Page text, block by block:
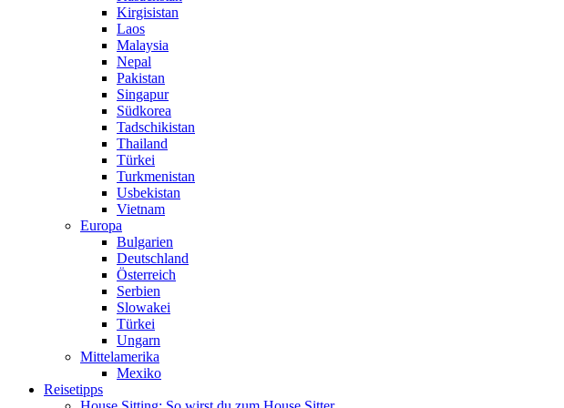
Kirgisistan
Laos
Malaysia
Nepal
Pakistan
Singapur
Südkorea
Tadschikistan
Thailand
Türkei
Turkmenistan
Usbekistan
Vietnam
Europa
Bulgarien
Deutschland
Österreich
Serbien
Slowakei
Türkei
Ungarn
Mittelamerika
Mexiko
Reisetipps